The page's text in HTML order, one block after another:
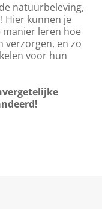
natuurbeleving,
Hier kunnen je
manier leren hoe
verzorgen, en zo
voor hun